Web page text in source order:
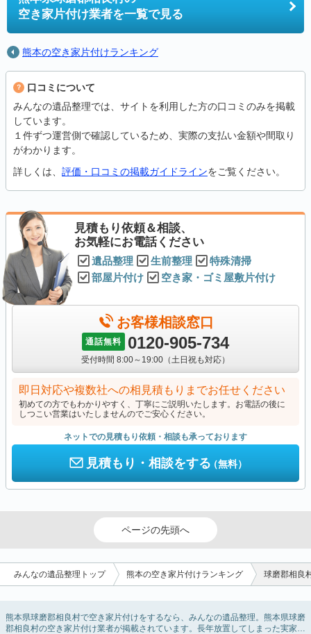
空き家片付け業者を一覧で見る
熊本の空き家片付けランキング
口コミについて
みんなの遺品整理では、サイトを利用した方の口コミのみを掲載
しています。
１件ずつ運営側で確認しているため、実際の支払い金額や間取り
がわかります。
詳しくは、 評価・口コミの掲載ガイドラインをご覧ください。
見積もり依頼＆相談、
お気軽にお電話ください
遺品整理 生前整理
特殊清掃
部屋片付け
空き家・ゴミ屋敷片付け
お客様相談窓口
通話無料 0120-905-734
受付時間 8:00～19:00（土日祝も対応）
即日対応や複数社への相見積もりまでお任せください
初めての方でもわかりやすく、丁寧にご説明いたします。お電話の後に
しつこい営業はいたしませんのでご安心ください。
ネットでの見積もり依頼・相談も承っております
見積もり・相談をする（無料）
ページの先頭へ
みんなの遺品整理トップ 熊本の空き家片付けランキング 球磨郡相良
熊本県球磨郡相良村で空き家片付けをするなら、みんなの遺品整理。熊本県球磨
郡相良村の空き家片付け業者が掲載されています。長年放置してしまった実家の